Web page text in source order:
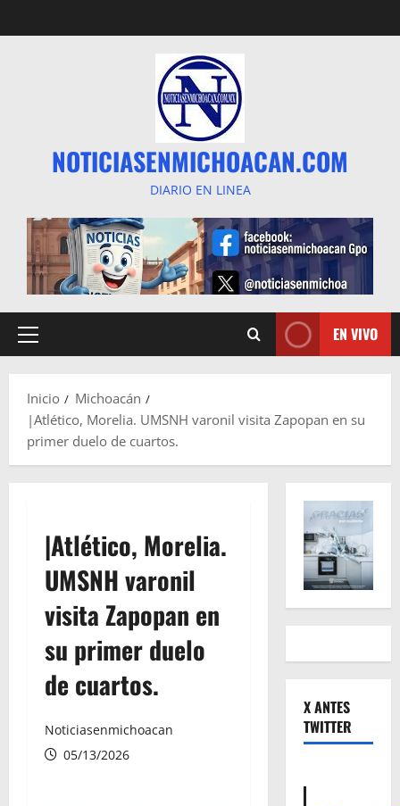
al
NOTICIASENMICHOACAN.COM
DIARIO EN LINEA
Menú
EN VIVO
Inicio
Michoacán
|Atlético, Morelia. UMSNH varonil visita Zapopan en su
primer duelo de cuartos.
|Atlético, Morelia.
UMSNH varonil
visita Zapopan en
su primer duelo
de cuartos.
Noticiasenmichoacan
05/13/2026
X ANTES
TWITTER